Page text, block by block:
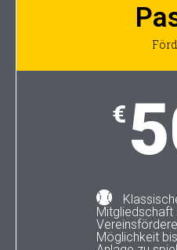
€
Mitgliedschaft
Möglichkeit